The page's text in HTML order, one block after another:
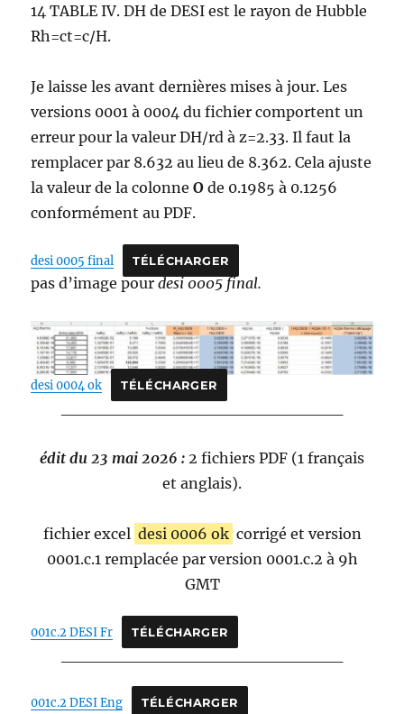
14 TABLE IV. DH de DESI est le rayon de Hubble
Rh=ct=c/H.
Je laisse les avant dernières mises à jour. Les
versions 0001 à 0004 du fichier comportent un
erreur pour la valeur DH/rd à z=2.33. Il faut la
remplacer par 8.632 au lieu de 8.362. Cela ajuste
la valeur de la colonneO de 0.1985 à 0.1256
conformément au PDF.
desi 0005 final TÉLÉCHARGER
pas d’image pourdesi 0005 final.
desi 0004 ok TÉLÉCHARGER
________________________
édit du 23 mai 2026 : 2 fichiers PDF (1 français
et anglais).
fichier excel desi 0006 ok corrigé et version
0001.c.1 remplacée par version 0001.c.2 à 9h
GMT
001c.2 DESI Fr TÉLÉCHARGER
________________________
001c.2 DESI Eng TÉLÉCHARGER